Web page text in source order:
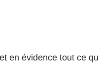
en évidence tout ce